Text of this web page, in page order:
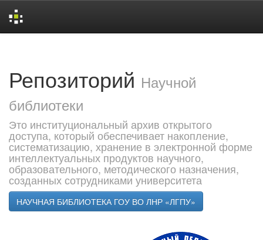
Репозиторий Научной
библиотеки
Это институциональный архив открытого
доступа, который обеспечивает накопление,
систематизацию, хранение в электронной форме
интеллектуальных продуктов научного,
образовательного, методического назначения,
созданных сотрудниками университета
НАУЧНАЯ БИБЛИОТЕКА ГОУ ВО ЛНР «ЛГПУ»